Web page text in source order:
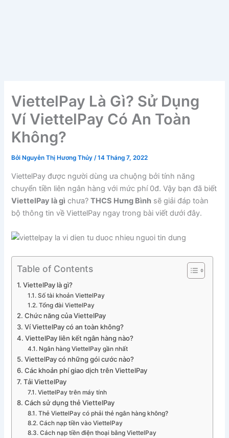
ViettelPay Là Gì? Sử Dụng
Ví ViettelPay Có An Toàn
Không?
Bởi Nguyễn Thị Hương Thủy/14 Tháng 7, 2022
ViettelPay được người dùng ưa chuộng bởi tính năng
chuyển tiền liên ngân hàng với mức phí 0đ. Vậy bạn đã biết
ViettelPay là gì chưa?THCS Hưng Bình sẽ giải đáp toàn
bộ thông tin về ViettelPay ngay trong bài viết dưới đây.
Table of Contents
ViettelPay là gì?
Số tài khoản ViettelPay
Tổng đài ViettelPay
Chức năng của ViettelPay
Ví ViettelPay có an toàn không?
ViettelPay liên kết ngân hàng nào?
Ngân hàng ViettelPay gần nhất
ViettelPay có những gói cước nào?
Các khoản phí giao dịch trên ViettelPay
Tải ViettelPay
ViettelPay trên máy tính
Cách sử dụng thẻ ViettelPay
Thẻ ViettelPay có phải thẻ ngân hàng không?
Cách nạp tiền vào ViettelPay
Cách nạp tiền điện thoại bằng ViettelPay